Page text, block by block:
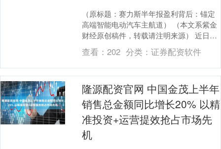
（原标题：赛力斯半年报盈利背后：锚定
高端智能电动汽车主航道） （本文系紫金
财经原创稿件，转载请注明来源） 近日，
赛力斯集团发布2025年半年度报告。数据
显示，公....
查看：202 分类： 证券配资软件
隆源配资官网 中国金茂上半年
销售总金额同比增长20% 以精
准投资+运营提效抢占市场先
机